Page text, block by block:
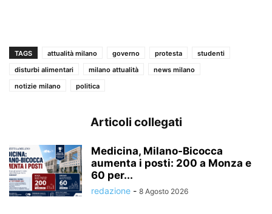
TAGS attualità milano governo protesta
studenti
disturbi alimentari
milano attualità
news milano
notizie milano
politica
Articoli collegati
Medicina, Milano-Bicocca
aumenta i posti: 200 a Monza e
60 per...
redazione - 8 Agosto 2026